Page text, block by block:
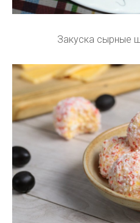
Закуска сырные